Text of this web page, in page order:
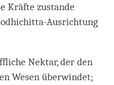
Kräfte zustande
Ausrichtung
Nektar, der den
Wesen überwindet;